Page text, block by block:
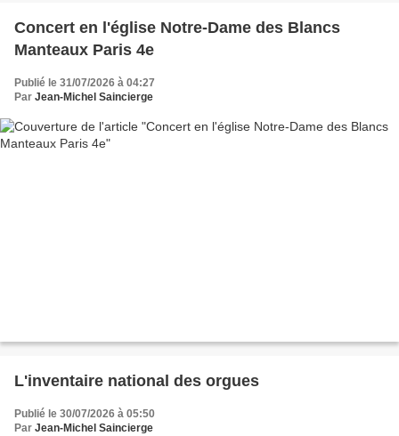
Concert en l'église Notre-Dame des Blancs
Manteaux Paris 4e
Publié le 31/07/2026 à 04:27
Par Jean-Michel Saincierge
L'inventaire national des orgues
Publié le 30/07/2026 à 05:50
Par Jean-Michel Saincierge